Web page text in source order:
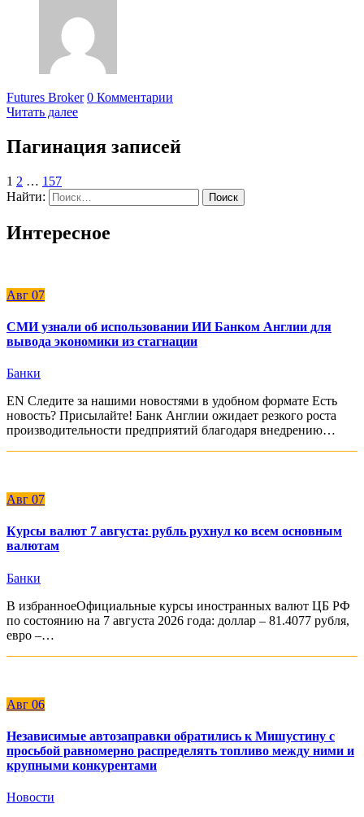
Futures Broker 0 Комментарии
Читать далее
Пагинация записей
1 2 … 157
Найти:
Интересное
Авг 07
СМИ узнали об использовании ИИ Банком Англии для
вывода экономики из стагнации
Банки
EN Следите за нашими новостями в удобном формате Есть
новость? Присылайте! Банк Англии ожидает резкого роста
производительности предприятий благодаря внедрению…
Авг 07
Курсы валют 7 августа: рубль рухнул ко всем основным
валютам
Банки
В избранноеОфициальные курсы иностранных валют ЦБ РФ
по состоянию на 7 августа 2026 года: доллар – 81.4077 рубля,
евро –…
Авг 06
Независимые автозаправки обратились к Мишустину с
просьбой равномерно распределять топливо между ними и
крупными конкурентами
Новости